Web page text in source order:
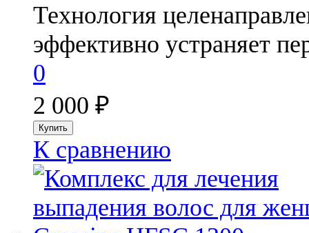
Технология
эффективно устраняет
0
2 000 ₽
К сравнению